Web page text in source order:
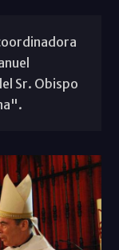
Sr. Obispo